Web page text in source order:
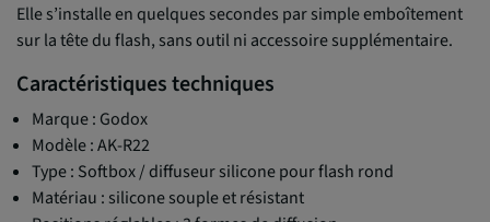
Elle s’installe en quelques secondes par simple emboîtement
sur la tête du flash, sans outil ni accessoire supplémentaire.
Caractéristiques techniques
Marque : Godox
Modèle : AK-R22
Type : Softbox / diffuseur silicone pour flash rond
Matériau : silicone souple et résistant